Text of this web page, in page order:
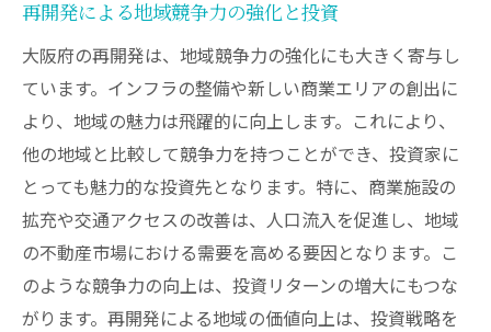
再開発による地域競争力の強化と投資
大阪府の再開発は、地域競争力の強化にも大きく寄与し
ています。インフラの整備や新しい商業エリアの創出に
より、地域の魅力は飛躍的に向上します。これにより、
他の地域と比較して競争力を持つことができ、投資家に
とっても魅力的な投資先となります。特に、商業施設の
拡充や交通アクセスの改善は、人口流入を促進し、地域
の不動産市場における需要を高める要因となります。こ
のような競争力の向上は、投資リターンの増大にもつな
がります。再開発による地域の価値向上は、投資戦略を